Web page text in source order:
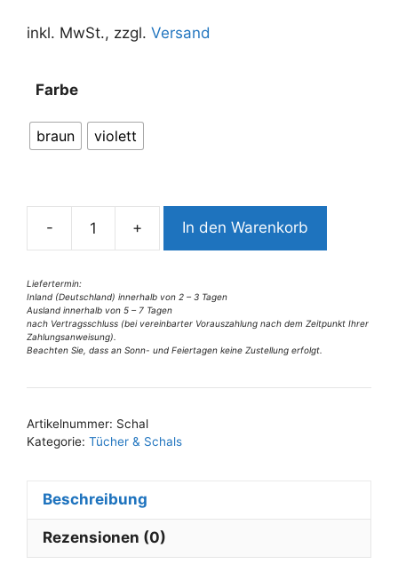
inkl. MwSt., zzgl. Versand
Farbe
braun violett
-
1935PS6gl
Menge
+ In den Warenkorb
Liefertermin:
Inland (Deutschland) innerhalb von 2 – 3 Tagen
Ausland innerhalb von 5 – 7 Tagen
nach Vertragsschluss (bei vereinbarter Vorauszahlung nach dem Zeitpunkt Ihrer
Zahlungsanweisung).
Beachten Sie, dass an Sonn- und Feiertagen keine Zustellung erfolgt.
t
e
a
i
v
e
:
Artikelnummer: Schal
Kategorie: Tücher & Schals
Beschreibung
Rezensionen (0)